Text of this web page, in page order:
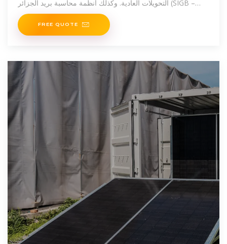
التحويلات العادية. وكذلك أنظمة محاسبة بريد الجزائر (SIGB –
Système Intégré de Gestion Bancaire). 🇩🇿 TAXE 205
FREE QUOTE